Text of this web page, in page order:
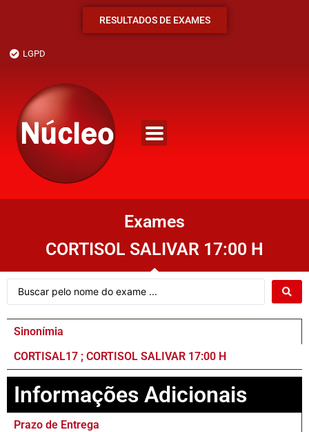
RESULTADOS DE EXAMES
LGPD
Exames
CORTISOL SALIVAR 17:00 H
Sinonímia
CORTISAL17 ; CORTISOL SALIVAR 17:00 H
Informações Adicionais
Prazo de Entrega